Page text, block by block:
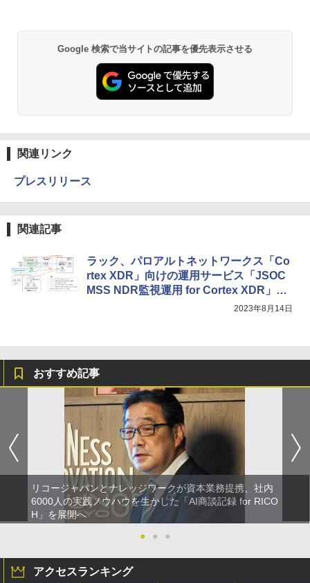
Google 検索で当サイトの記事を優先表示させる
関連リンク
プレスリリース
関連記事
ラック、パロアルトネットワークス「Co
rtex XDR」向けの運用サービス「JSOC
MSS NDR監視運用 for Cortex XDR」を
2023年8月14日
おすすめ記事
リコージャパンとナレッジワークが資本業務提携、社内
6000人の実践ノウハウを生かした「AI商談記録 for RICO
H」を展開へ
●
● ●
アクセスランキング